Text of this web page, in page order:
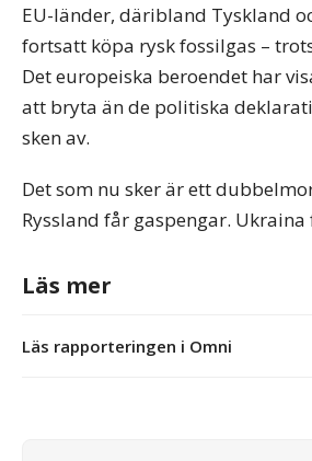
EU-länder, däribland Tyskland
fortsatt köpa rysk fossilgas –
Det europeiska beroendet har
att bryta än de politiska
sken av.
Det som nu sker är ett
Ryssland får gaspengar.
Läs mer
Läs rapporteringen i Omni